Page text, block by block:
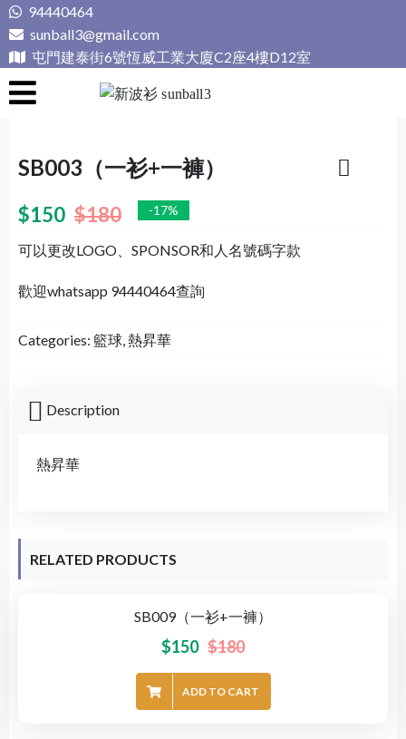
Skip
to
content
94440464
sunball3@gmail.com
屯門建泰街6號恆威工業大廈C2座4樓D12室
SB003（一衫+一褲）
$180
$150 -17%
可以更改LOGO、SPONSOR和人名號碼字款
歡迎whatsapp 94440464查詢
Categories: 籃球,熱昇華
Description
熱昇華
RELATED PRODUCTS
SB009（一衫+一褲）
$180
$150
ADD TO CART